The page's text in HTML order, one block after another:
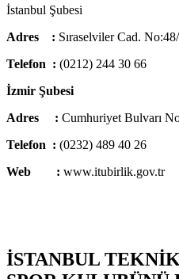
İstanbul Şubesi
Adres : Sıraselviler Cad.
Telefon : (0212) 244 30 66
İzmir Şubesi
Adres : Cumhuriyet Bulvarı
Telefon : (0232) 489 40 26
Web : www.itubirlik.gov.tr
İSTANBUL